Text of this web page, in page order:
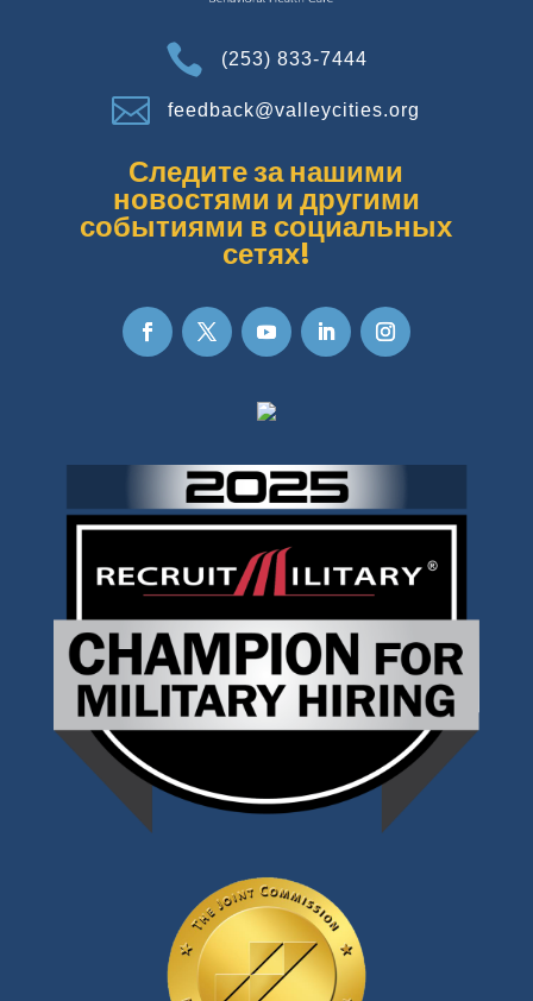
 (253) 833-7444
 feedback@valleycities.org
Следите за нашими
новостями и другими
событиями в социальных
сетях!